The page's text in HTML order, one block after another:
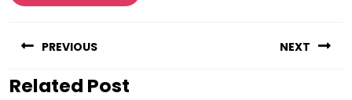
PREVIOUS
Vorig
NEXT
Related Post